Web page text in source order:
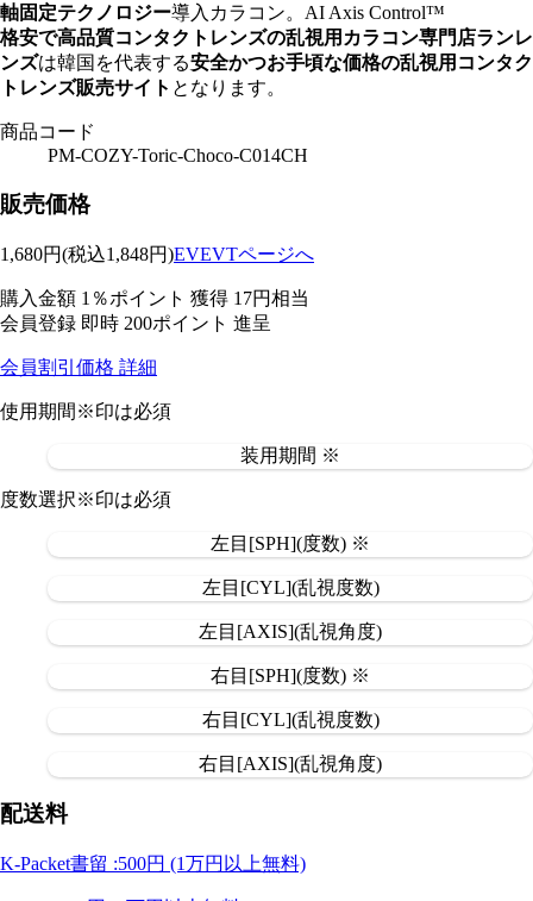
軸固定テクノロジー導入カラコン。 AI Axis Control™
格安で高品質コンタクトレンズの乱視用カラコン専門店ランレ
ンズは韓国を代表する安全かつお手頃な価格の乱視用コンタク
トレンズ販売サイト となります。
商品コード
PM-COZY-Toric-Choco-C014CH
販売価格
1,680円(税込1,848円)EVEVTページへ
購入金額 1％ポイント 獲得 17円相当
会員登録 即時 200ポイント 進呈
会員割引価格 詳細
使用期間 ※印は必須
装用期間 ※
度数選択※印は必須
左目[SPH](度数) ※
左目[CYL](乱視度数)
左目[AXIS](乱視角度)
右目[SPH](度数) ※
右目[CYL](乱視度数)
右目[AXIS](乱視角度)
配送料
K-Packet書留 :500円 (1万円以上無料)